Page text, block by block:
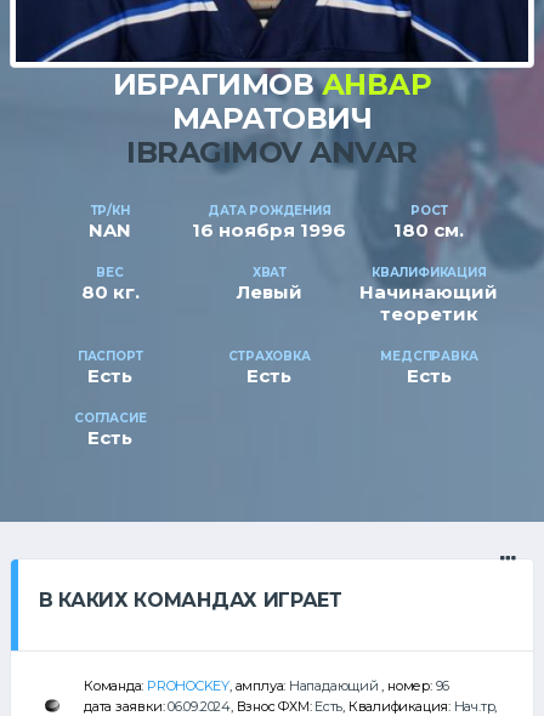
ИБРАГИМОВАНВАР
МАРАТОВИЧ
IBRAGIMOV ANVAR
ТР/КН
NAN
ДАТА РОЖДЕНИЯ
16 ноября 1996
РОСТ
180 см.
ВЕС
80 кг.
ХВАТ
Левый
КВАЛИФИКАЦИЯ
Начинающий
теоретик
ПАСПОРТ
Есть
СТРАХОВКА
Есть
МЕДСПРАВКА
Есть
СОГЛАСИЕ
Есть
В КАКИХ КОМАНДАХ ИГРАЕТ
Команда: PROHOCKEY, амплуа: Нападающий , номер: 96
дата заявки:06.09.2024, Взнос ФХМ: Есть, Квалификация: Нач.тр,